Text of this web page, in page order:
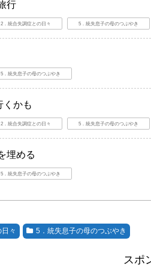
行
2．統合失調症との日々 5．統失息子の母のつぶやき
5．統失息子の母のつぶやき
くかも
2．統合失調症との日々 5．統失息子の母のつぶやき
埋める
5．統失息子の母のつぶやき
々 5．統失息子の母のつぶやき
スポ